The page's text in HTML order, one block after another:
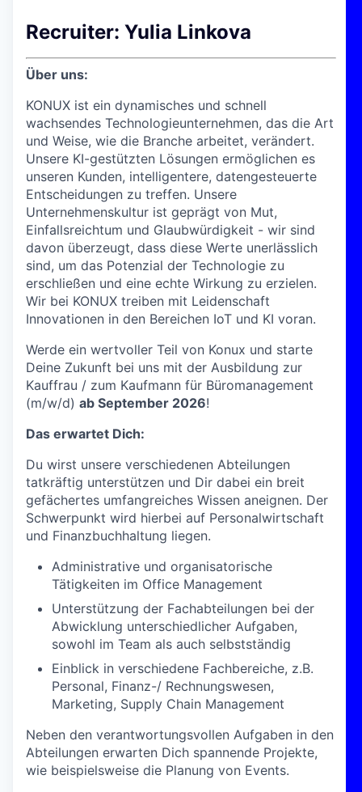
Recruiter: Yulia Linkova
Über uns:
KONUX ist ein dynamisches und schnell
wachsendes Technologieunternehmen, das die Art
und Weise, wie die Branche arbeitet, verändert.
Unsere KI-gestützten Lösungen ermöglichen es
unseren Kunden, intelligentere, datengesteuerte
Entscheidungen zu treffen. Unsere
Unternehmenskultur ist geprägt von Mut,
Einfallsreichtum und Glaubwürdigkeit - wir sind
davon überzeugt, dass diese Werte unerlässlich
sind, um das Potenzial der Technologie zu
erschließen und eine echte Wirkung zu erzielen.
Wir bei KONUX treiben mit Leidenschaft
Innovationen in den Bereichen IoT und KI voran.
Werde ein wertvoller Teil von Konux und starte
Deine Zukunft bei uns mit der Ausbildung zur
Kauffrau / zum Kaufmann für Büromanagement
(m/w/d) ab September 2026!
Das erwartet Dich:
Du wirst unsere verschiedenen Abteilungen
tatkräftig unterstützen und Dir dabei ein breit
gefächertes umfangreiches Wissen aneignen. Der
Schwerpunkt wird hierbei auf Personalwirtschaft
und Finanzbuchhaltung liegen.
Administrative und organisatorische
Tätigkeiten im Office Management
Unterstützung der Fachabteilungen bei der
Abwicklung unterschiedlicher Aufgaben,
sowohl im Team als auch selbstständig
Einblick in verschiedene Fachbereiche, z.B.
Personal, Finanz-/ Rechnungswesen,
Marketing, Supply Chain Management
Neben den verantwortungsvollen Aufgaben in den
Abteilungen erwarten Dich spannende Projekte,
wie beispielsweise die Planung von Events.